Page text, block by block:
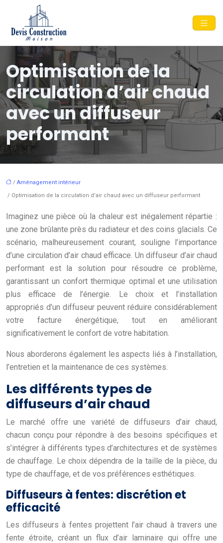
Optimisation de la
circulation d’air chaud
avec un diffuseur
performant
/ Aménagement intérieur
/ Optimisation de la circulation d’air chaud avec un diffuseur performant
Imaginez une pièce où la chaleur est inégalement répartie :
une zone brûlante près du radiateur et des coins glacials. Ce
scénario, malheureusement courant, souligne l’importance
d’une circulation d’air chaud efficace. Un diffuseur d’air chaud
performant est la solution pour résoudre ce problème,
garantissant un confort thermique optimal et une utilisation
plus efficace de l’énergie. Le choix et l’installation
appropriés d’un diffuseur peuvent réduire considérablement
votre facture énergétique, tout en améliorant
significativement le confort de votre habitation.
Nous aborderons également les aspects liés à l’installation,
l’entretien et la maintenance de ces systèmes.
Les différents types de
diffuseurs d’air chaud
Le marché offre une variété de diffuseurs d’air chaud,
chacun conçu pour répondre à des besoins spécifiques et
s’intégrer à différents types d’architectures et de systèmes
de chauffage. Le choix dépendra de la taille de la pièce, du
type de chauffage, et de vos préférences esthétiques.
Diffuseurs à fentes: discrétion et
efficacité
Les diffuseurs à fentes projettent l’air chaud à travers une
fente étroite, créant un flux d’air laminaire qui offre une